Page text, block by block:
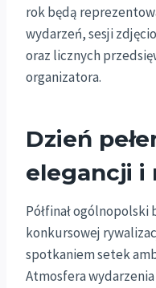
rok będą
wydarzeń, sesji
oraz licznych
organizatora.
Dzień
elegancji i
Półfinał
konkursowej
spotkaniem setek
Atmosfera